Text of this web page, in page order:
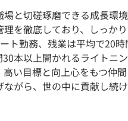
と切磋琢磨できる成長環境
理を徹底しており、しっか
ト勤務、残業は平均で20
30本以上開かれるライトニ
高い目標と向上心をもつ仲
ながら、世の中に貢献し続